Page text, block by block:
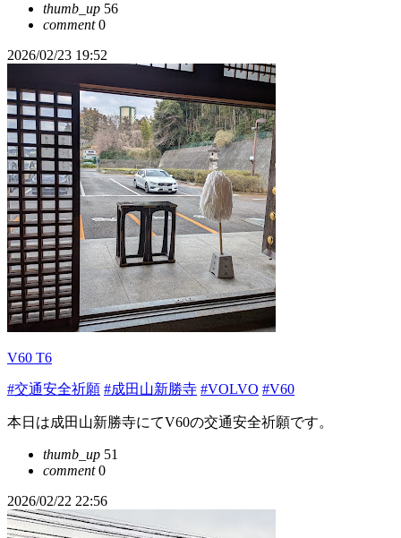
thumb_up 56
comment0
2026/02/23 19:52
V60 T6
#交通安全祈願 #成田山新勝寺 #VOLVO #V60
本日は成田山新勝寺にてV60の交通安全祈願です。
thumb_up 51
comment0
2026/02/22 22:56